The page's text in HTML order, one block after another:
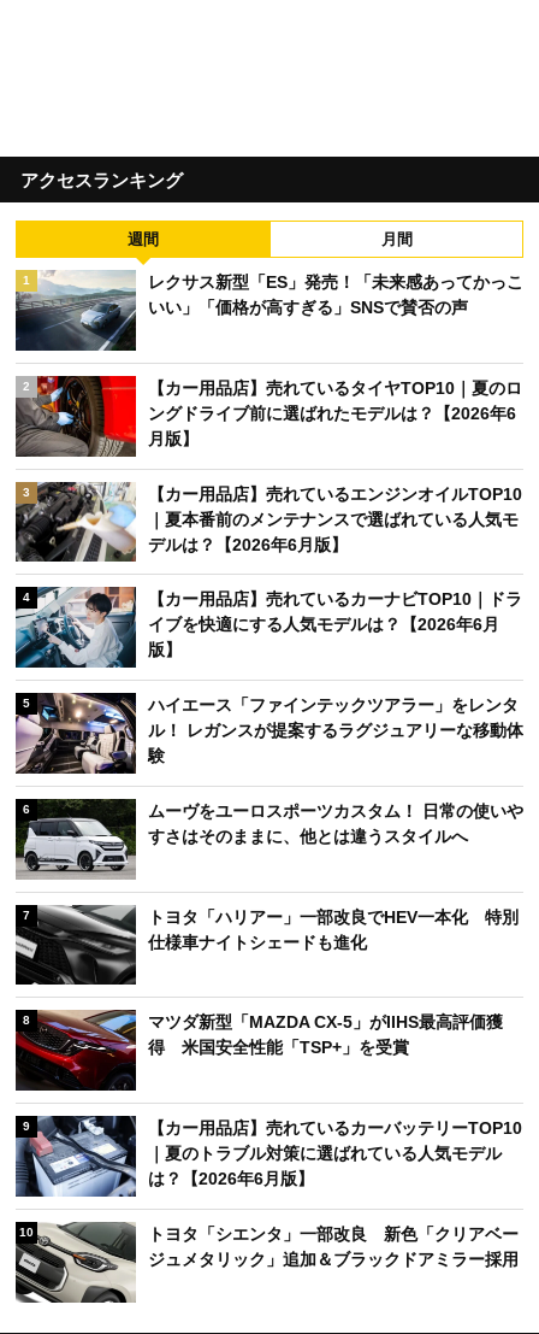
アクセスランキング
週間 月間
1
レクサス新型「ES」発売！「未来感あってかっこ
いい」「価格が高すぎる」SNSで賛否の声
2
【カー用品店】売れているタイヤTOP10｜夏のロ
ングドライブ前に選ばれたモデルは？【2026年6
月版】
3
【カー用品店】売れているエンジンオイルTOP10
｜夏本番前のメンテナンスで選ばれている人気モ
デルは？【2026年6月版】
4
【カー用品店】売れているカーナビTOP10｜ドラ
イブを快適にする人気モデルは？【2026年6月
版】
5
ハイエース「ファインテックツアラー」をレンタ
ル！ レガンスが提案するラグジュアリーな移動体
験
6
ムーヴをユーロスポーツカスタム！ 日常の使いや
すさはそのままに、他とは違うスタイルへ
7
トヨタ「ハリアー」一部改良でHEV一本化 特別
仕様車ナイトシェードも進化
8
マツダ新型「MAZDA CX-5」がIIHS最高評価獲
得 米国安全性能「TSP+」を受賞
9
【カー用品店】売れているカーバッテリーTOP10
｜夏のトラブル対策に選ばれている人気モデル
は？【2026年6月版】
10
トヨタ「シエンタ」一部改良 新色「クリアベー
ジュメタリック」追加＆ブラックドアミラー採用